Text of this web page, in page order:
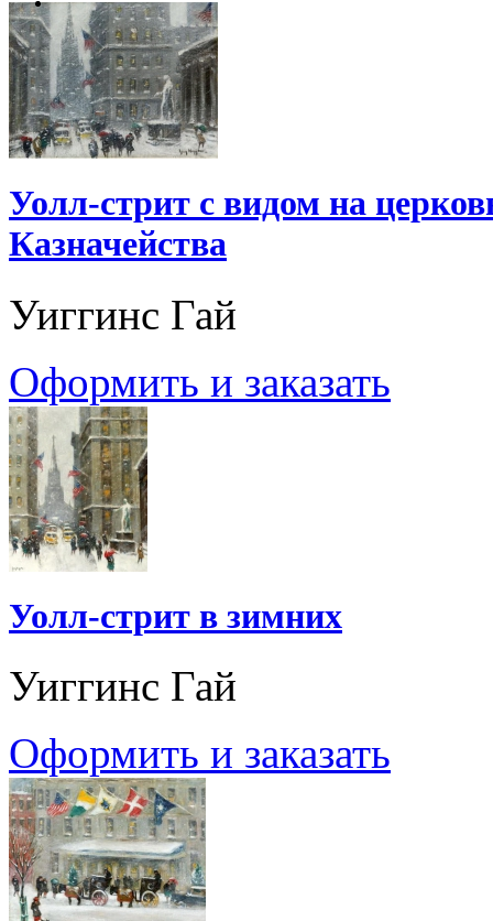
Уолл-стрит с видом на
Казначейства
Уиггинс Гай
Оформить и заказать
Уолл-стрит в зимних
Уиггинс Гай
Оформить и заказать